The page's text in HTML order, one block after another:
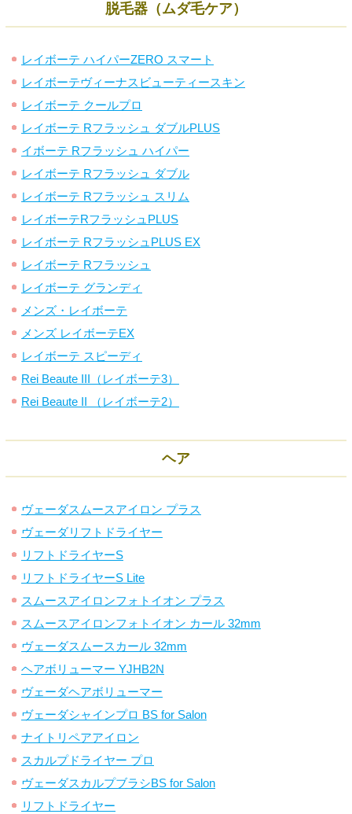
脱毛器（ムダ毛ケア）
レイボーテ ハイパーZERO スマート
レイボーテヴィーナスビューティースキン
レイボーテ クールプロ
レイボーテ Rフラッシュ ダブルPLUS
イボーテ Rフラッシュ ハイパー
レイボーテ Rフラッシュ ダブル
レイボーテ Rフラッシュ スリム
レイボーテRフラッシュPLUS
レイボーテ RフラッシュPLUS EX
レイボーテ Rフラッシュ
レイボーテ グランディ
メンズ・レイボーテ
メンズ レイボーテEX
レイボーテ スピーディ
Rei Beaute III（レイボーテ3）
Rei Beaute II （レイボーテ2）
ヘア
ヴェーダスムースアイロン プラス
ヴェーダリフトドライヤー
リフトドライヤーS
リフトドライヤーS Lite
スムースアイロンフォトイオン プラス
スムースアイロンフォトイオン カール 32mm
ヴェーダスムースカール 32mm
ヘアボリューマー YJHB2N
ヴェーダヘアボリューマー
ヴェーダシャインプロ BS for Salon
ナイトリペアアイロン
スカルプドライヤー プロ
ヴェーダスカルプブラシBS for Salon
リフトドライヤー